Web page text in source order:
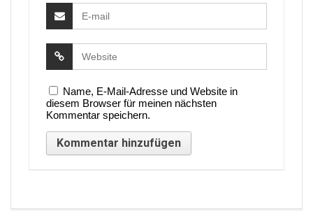
Name, E-Mail-Adresse und Website in
diesem Browser für meinen nächsten
Kommentar speichern.